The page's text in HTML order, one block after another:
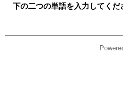
下の二つの単語を入力してくだ